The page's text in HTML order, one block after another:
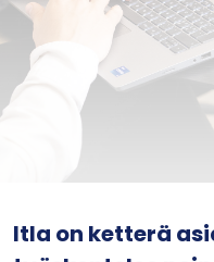
Itla on ketterä